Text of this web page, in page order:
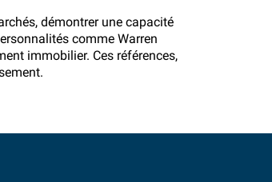
démontrer une capacité
comme Warren
immobilier. Ces références,